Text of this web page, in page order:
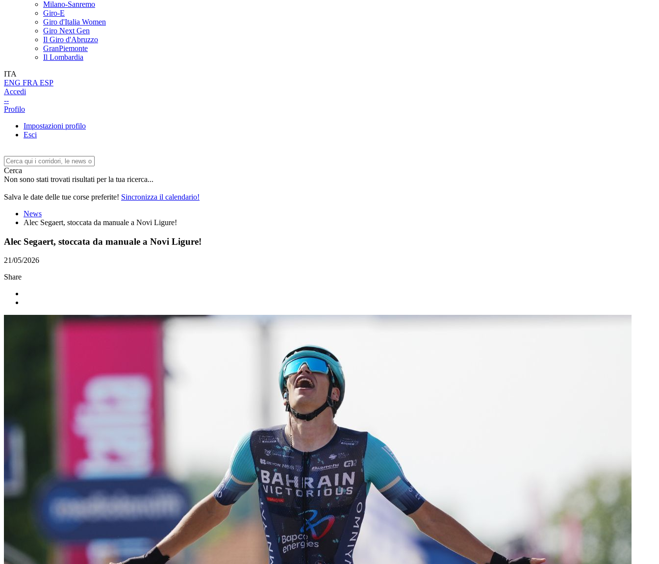
Milano-Sanremo
Giro-E
Giro d'Italia Women
Giro Next Gen
Il Giro d'Abruzzo
GranPiemonte
Il Lombardia
ITA
ENG FRA ESP
Accedi
--
Profilo
Impostazioni profilo
Esci
Cerca
Non sono stati trovati risultati per la tua ricerca...
Salva le date delle tue corse preferite! Sincronizza il calendario!
News
Alec Segaert, stoccata da manuale a Novi Ligure!
Alec Segaert, stoccata da manuale a Novi Ligure!
21/05/2026
Share